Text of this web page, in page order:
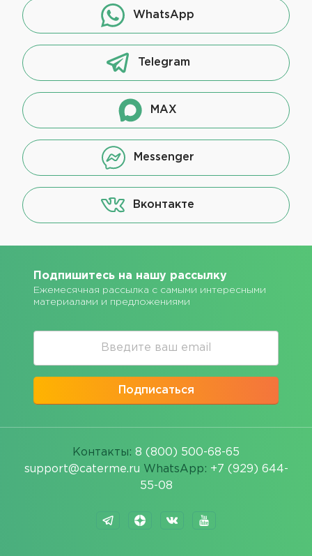
WhatsApp
Telegram
MAX
Messenger
Вконтакте
Подпишитесь на нашу рассылку
Ежемесячная рассылка с самыми интересными
материалами и предложениями
Подписаться
Контакты: 8 (800) 500-68-65
support@caterme.ru WhatsApp: +7 (929) 644-
55-08